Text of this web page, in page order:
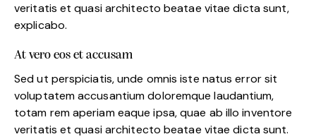
veritatis et quasi architecto beatae vitae dicta sunt,
explicabo.
At vero eos et accusam
Sed ut perspiciatis, unde omnis iste natus error sit
voluptatem accusantium doloremque laudantium,
totam rem aperiam eaque ipsa, quae ab illo inventore
veritatis et quasi architecto beatae vitae dicta sunt.